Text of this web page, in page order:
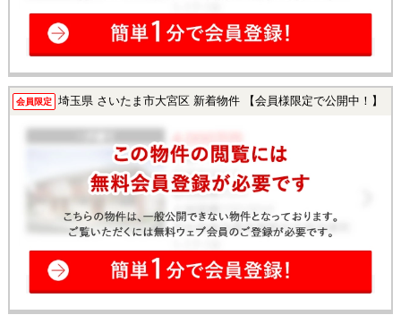
会員限定 埼玉県 さいたま市大宮区 新着物件 【会員様限定で公開中！】